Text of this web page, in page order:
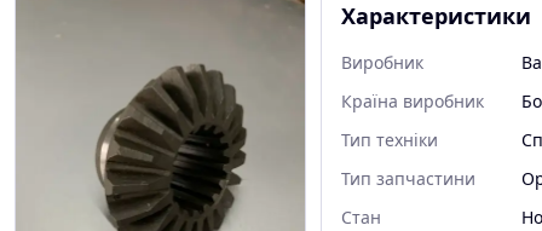
Характеристики
Виробник
Країна виробник
Тип техніки
Тип запчастини
Стан